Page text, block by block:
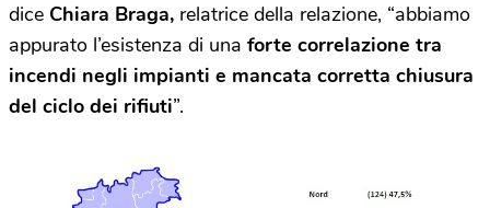
dice Chiara Braga, relatrice della relazione, “abbiamo
appurato l’esistenza di una forte correlazione tra
incendi negli impianti e mancata corretta chiusura
del ciclo dei rifiuti”.